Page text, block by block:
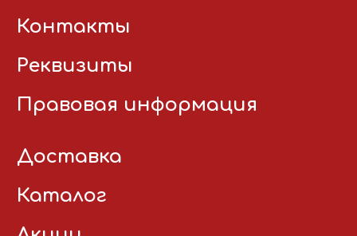
Контакты
Реквизиты
Правовая информация
Доставка
Каталог